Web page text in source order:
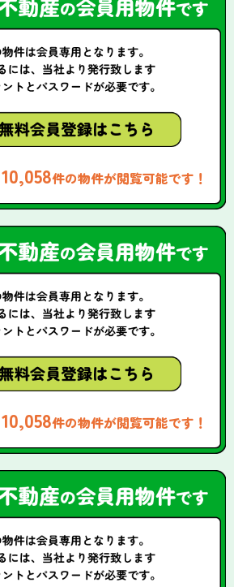
10,058件の物件が閲覧可能です！
10,058件の物件が閲覧可能です！